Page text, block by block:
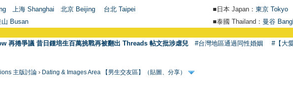
上海 Shanghai 北京 Beijing 台北 Taipei ■日本 Japan： 東京 Tokyo
山 Busan ■泰國 Thailand： 曼谷
再捲爭議 昔日鍾培生百萬挑戰再被翻出 Threads 帖文批涉虐兒 #台灣地區通過同性婚姻 #【大
主版討論 › Dating & Images Area 【男生交友區】（貼圖、分享）